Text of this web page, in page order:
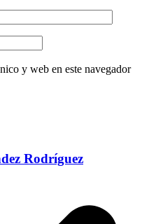
y web en este navegador
Rodríguez